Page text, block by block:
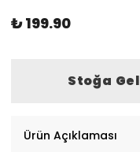
₺ 199.90
Stoğa
Ürün Açıklaması